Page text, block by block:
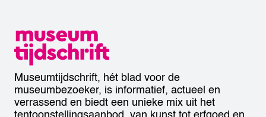
Museumtijdschrift, hét blad voor de
museumbezoeker, is informatief, actueel en
verrassend en biedt een unieke mix uit het